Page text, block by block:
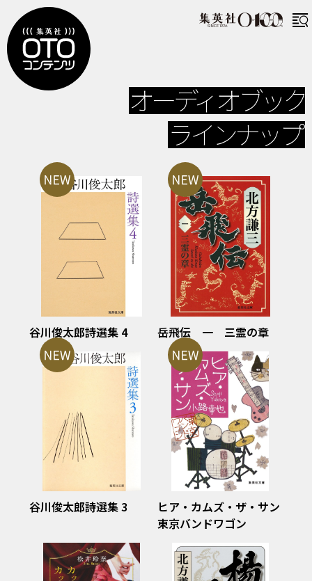
オーディオブック
ラインナップ
谷川俊太郎詩選集 4 岳飛伝 一 三霊の章
谷川俊太郎詩選集 3
ヒア・カムズ・ザ・サン
東京バンドワゴン